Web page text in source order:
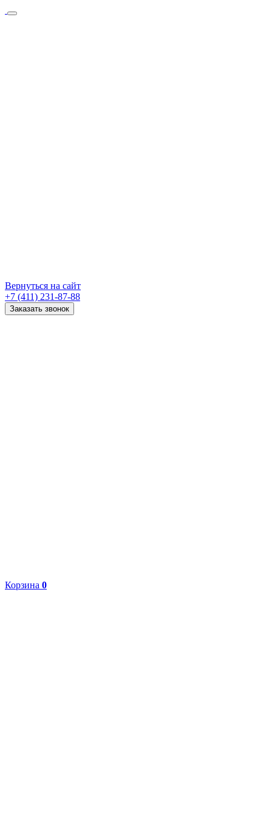
Вернуться на сайт
+7 (411) 231-87-88
Заказать звонок
Корзина 0